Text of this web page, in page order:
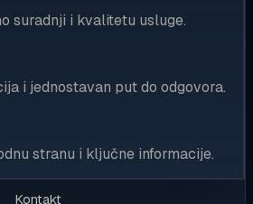
suradnji i kvalitetu usluge.
i jednostavan put do odgovora.
stranu i ključne informacije.
Kontakt